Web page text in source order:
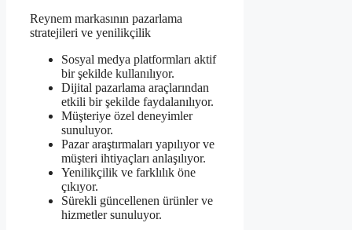
Reynem markasının pazarlama
stratejileri ve yenilikçilik
Sosyal medya platformları aktif
bir şekilde kullanılıyor.
Dijital pazarlama araçlarından
etkili bir şekilde faydalanılıyor.
Müşteriye özel deneyimler
sunuluyor.
Pazar araştırmaları yapılıyor ve
müşteri ihtiyaçları anlaşılıyor.
Yenilikçilik ve farklılık öne
çıkıyor.
Sürekli güncellenen ürünler ve
hizmetler sunuluyor.